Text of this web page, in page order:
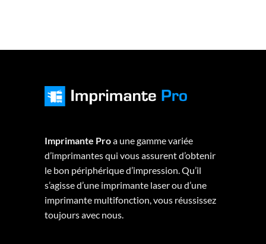
Imprimante Proa une gamme variée
d’imprimantes qui vous assurent d’obtenir
le bon périphérique d’impression. Qu’il
s’agisse d’une imprimante laser ou d’une
imprimante multifonction, vous réussissez
toujours avec nous.